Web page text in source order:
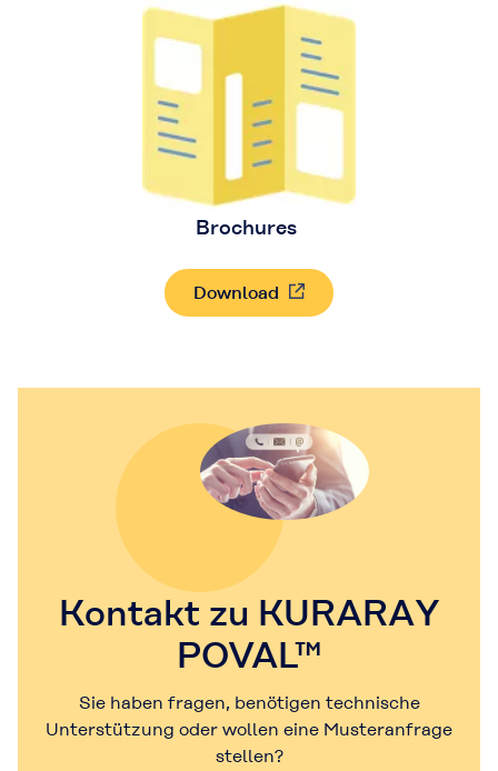
Brochures
Download
Kontakt zu KURARAY
POVAL™
Sie haben fragen, benötigen technische
Unterstützung oder wollen eine Musteranfrage
stellen?